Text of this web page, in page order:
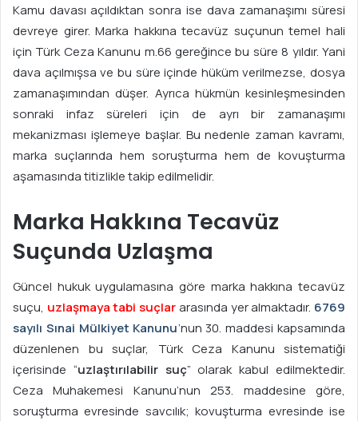
Kamu davası açıldıktan sonra ise dava zamanaşımı süresi
devreye girer. Marka hakkına tecavüz suçunun temel hali
için Türk Ceza Kanunu m.66 gereğince bu süre 8 yıldır. Yani
dava açılmışsa ve bu süre içinde hüküm verilmezse, dosya
zamanaşımından düşer. Ayrıca hükmün kesinleşmesinden
sonraki infaz süreleri için de ayrı bir zamanaşımı
mekanizması işlemeye başlar. Bu nedenle zaman kavramı,
marka suçlarında hem soruşturma hem de kovuşturma
aşamasında titizlikle takip edilmelidir.
Marka Hakkına Tecavüz
Suçunda Uzlaşma
Güncel hukuk uygulamasına göre marka hakkına tecavüz
suçu, uzlaşmaya tabi suçlararasında yer almaktadır. 6769
sayılı Sınai Mülkiyet Kanunu’nun 30. maddesi kapsamında
düzenlenen bu suçlar, Türk Ceza Kanunu sistematiği
içerisinde “uzlaştırılabilir suç” olarak kabul edilmektedir.
Ceza Muhakemesi Kanunu’nun 253. maddesine göre,
soruşturma evresinde savcılık; kovuşturma evresinde ise